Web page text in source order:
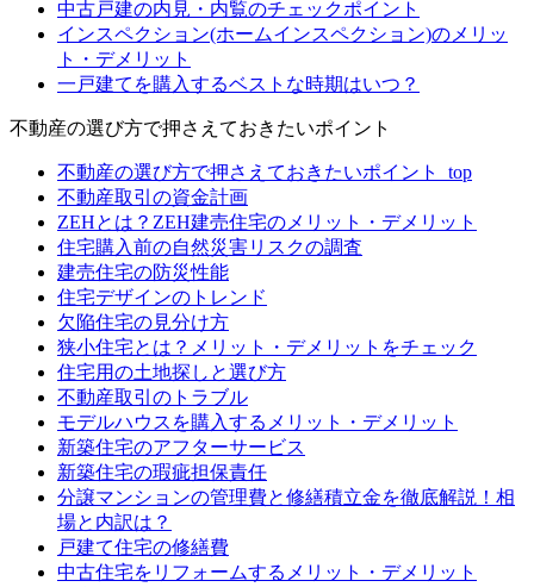
中古戸建の内見・内覧のチェックポイント
インスペクション(ホームインスペクション)のメリッ
ト・デメリット
一戸建てを購入するベストな時期はいつ？
不動産の選び方で押さえておきたいポイント
不動産の選び方で押さえておきたいポイント_top
不動産取引の資金計画
ZEHとは？ZEH建売住宅のメリット・デメリット
住宅購入前の自然災害リスクの調査
建売住宅の防災性能
住宅デザインのトレンド
欠陥住宅の見分け方
狭小住宅とは？メリット・デメリットをチェック
住宅用の土地探しと選び方
不動産取引のトラブル
モデルハウスを購入するメリット・デメリット
新築住宅のアフターサービス
新築住宅の瑕疵担保責任
分譲マンションの管理費と修繕積立金を徹底解説！相
場と内訳は？
戸建て住宅の修繕費
中古住宅をリフォームするメリット・デメリット